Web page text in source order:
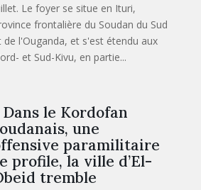
Le foyer se situe en Ituri,
frontalière du Soudan du Sud
de l'Ouganda, et s'est étendu aux
et Sud-Kivu, en partie...
le Kordofan
une
paramilitaire
profile, la ville d’El-
tremble